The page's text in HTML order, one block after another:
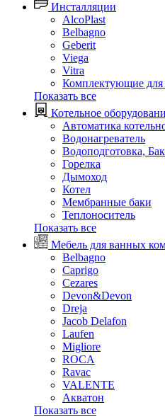
Инсталляции
AlcoPlast
Belbagno
Geberit
Viega
Vitra
Комплектующие для
Показать все
Котельное
Автоматика
Водонагреватель
Водоподготовка,
Горелка
Дымоход
Котел
Мембранные баки
Теплоноситель
Показать все
Мебель для ванных
Belbagno
Caprigo
Cezares
Devon&Devon
Dreja
Jacob Delafon
Laufen
Migliore
ROCA
Rаvac
VALENTE
Акватон
Показать все